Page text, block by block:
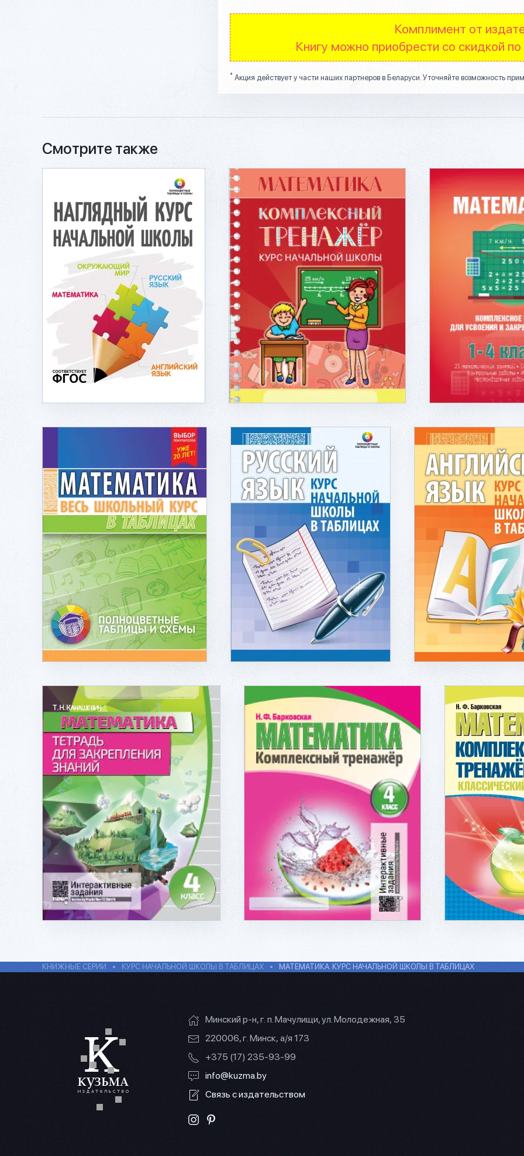
Комплимент от
Книгу можно приобрести со скидкой по
* Акция действует у части наших партнеров в Беларуси. Уточняйте возможность
Смотрите также
Подробнее...
Подробнее...
Подробнее... Подробнее... Подробнее...
Подробнее...
Подробнее...
КНИЖНЫЕ СЕРИИ КУРС НАЧАЛЬНОЙ ШКОЛЫ В ТАБЛИЦАХ МАТЕМАТИКА. КУРС НАЧАЛЬНОЙ ШКОЛЫ В ТАБЛИЦАХ
Минский р-н, г. п. Мачулищи, ул. Молодежная, 35
220006, г. Минск, а/я 173
+375 (17) 235-93-99
info@kuzma.by
Связь с издательством